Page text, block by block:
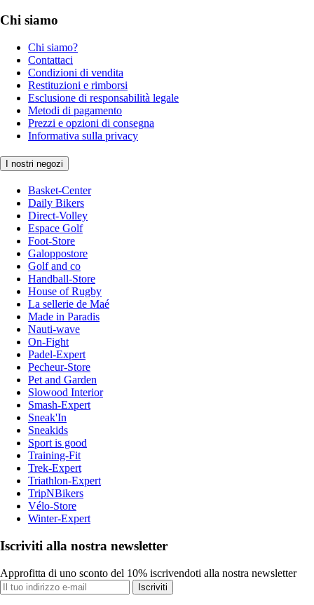
Chi siamo
Chi siamo?
Contattaci
Condizioni di vendita
Restituzioni e rimborsi
Esclusione di responsabilità legale
Metodi di pagamento
Prezzi e opzioni di consegna
Informativa sulla privacy
I nostri negozi
Basket-Center
Daily Bikers
Direct-Volley
Espace Golf
Foot-Store
Galoppostore
Golf and co
Handball-Store
House of Rugby
La sellerie de Maé
Made in Paradis
Nauti-wave
On-Fight
Padel-Expert
Pecheur-Store
Pet and Garden
Slowood Interior
Smash-Expert
Sneak'In
Sneakids
Sport is good
Training-Fit
Trek-Expert
Triathlon-Expert
TripNBikers
Vélo-Store
Winter-Expert
Iscriviti alla nostra newsletter
Approfitta di uno sconto del 10% iscrivendoti alla nostra newsletter
Iscriviti